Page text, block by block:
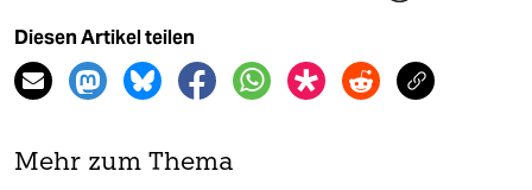
Diesen Artikel teilen
Mehr zum Thema